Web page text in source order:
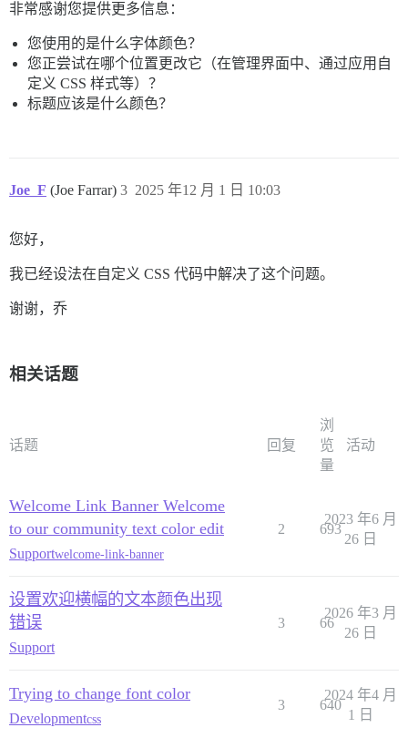
非常感谢您提供更多信息：
您使用的是什么字体颜色？
您正尝试在哪个位置更改它（在管理界面中、通过应用自
定义 CSS 样式等）？
标题应该是什么颜色？
Joe_F (Joe Farrar) 2025 年12 月 1 日 10:03
3
您好，
我已经设法在自定义 CSS 代码中解决了这个问题。
谢谢，乔
相关话题
话题 回复
浏
览
量
活动
Welcome Link Banner Welcome
to our community text color edit
Supportwelcome-link-banner
2 693
2023 年6 月
26 日
设置欢迎横幅的文本颜色出现
错误
Support
3 66
2026 年3 月
26 日
Trying to change font color
Developmentcss
3 640
2024 年4 月
1 日